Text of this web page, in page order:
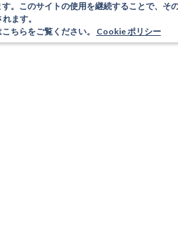
。このサイトの使用を継続することで、そ
ます。
ちらをご覧ください。 Cookie ポリシー